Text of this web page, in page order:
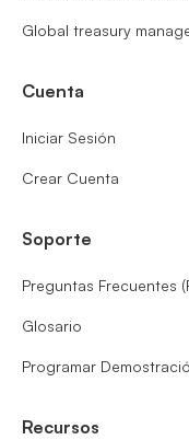
Global treasury
Cuenta
Iniciar Sesión
Crear Cuenta
Soporte
Preguntas Frecuentes
Glosario
Programar
Recursos